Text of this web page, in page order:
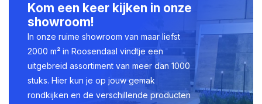
Kom een keer kijken in onze
showroom!
In onze ruime showroom van maar liefst
2000 m² in Roosendaal vindtje een
uitgebreid assortiment van meer dan 1000
stuks. Hier kun je op jouw gemak
rondkijken en de verschillende producten